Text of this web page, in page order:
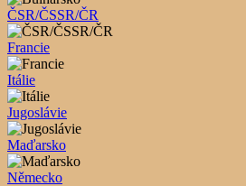
ČSR/ČSSR/ČR
Francie
Itálie
Jugoslávie
Maďarsko
Německo